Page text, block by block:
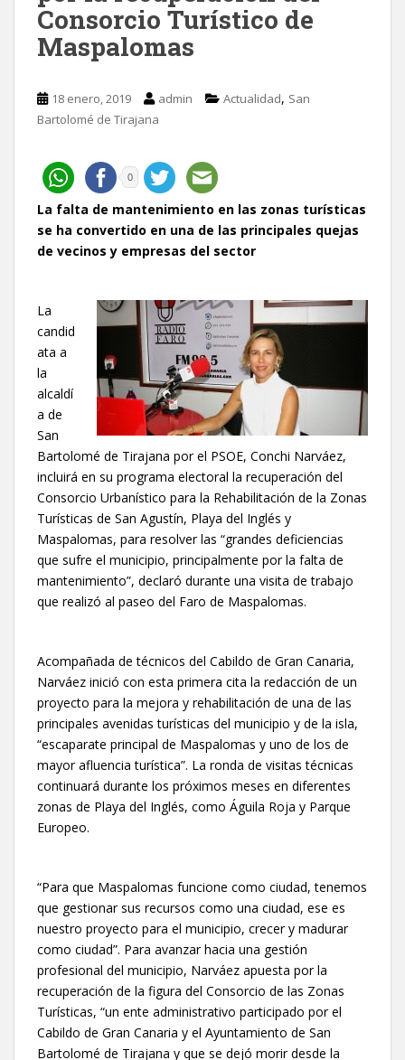
Consorcio Turístico de
Maspalomas
18 enero, 2019 admin Actualidad, San
Bartolomé de Tirajana
0
La falta de mantenimiento en las zonas turísticas
se ha convertido en una de las principales quejas
de vecinos y empresas del sector
La
candid
ata a
la
alcaldí
a de
San
Bartolomé de Tirajana por el PSOE, Conchi Narváez,
incluirá en su programa electoral la recuperación del
Consorcio Urbanístico para la Rehabilitación de la Zonas
Turísticas de San Agustín, Playa del Inglés y
Maspalomas, para resolver las “grandes deficiencias
que sufre el municipio, principalmente por la falta de
mantenimiento”, declaró durante una visita de trabajo
que realizó al paseo del Faro de Maspalomas.
Acompañada de técnicos del Cabildo de Gran Canaria,
Narváez inició con esta primera cita la redacción de un
proyecto para la mejora y rehabilitación de una de las
principales avenidas turísticas del municipio y de la isla,
“escaparate principal de Maspalomas y uno de los de
mayor afluencia turística”. La ronda de visitas técnicas
continuará durante los próximos meses en diferentes
zonas de Playa del Inglés, como Águila Roja y Parque
Europeo.
“Para que Maspalomas funcione como ciudad, tenemos
que gestionar sus recursos como una ciudad, ese es
nuestro proyecto para el municipio, crecer y madurar
como ciudad”. Para avanzar hacia una gestión
profesional del municipio, Narváez apuesta por la
recuperación de la figura del Consorcio de las Zonas
Turísticas, “un ente administrativo participado por el
Cabildo de Gran Canaria y el Ayuntamiento de San
Bartolomé de Tirajana y que se dejó morir desde la